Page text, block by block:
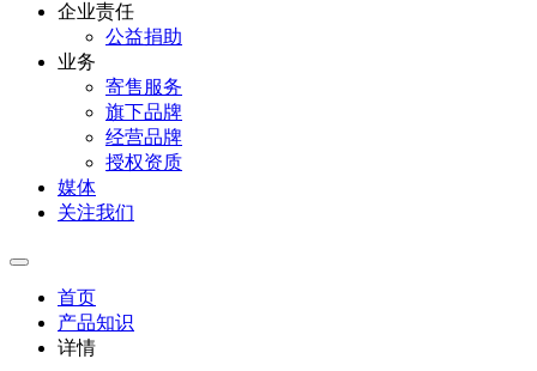
企业责任
公益捐助
业务
寄售服务
旗下品牌
经营品牌
授权资质
媒体
关注我们
首页
产品知识
详情